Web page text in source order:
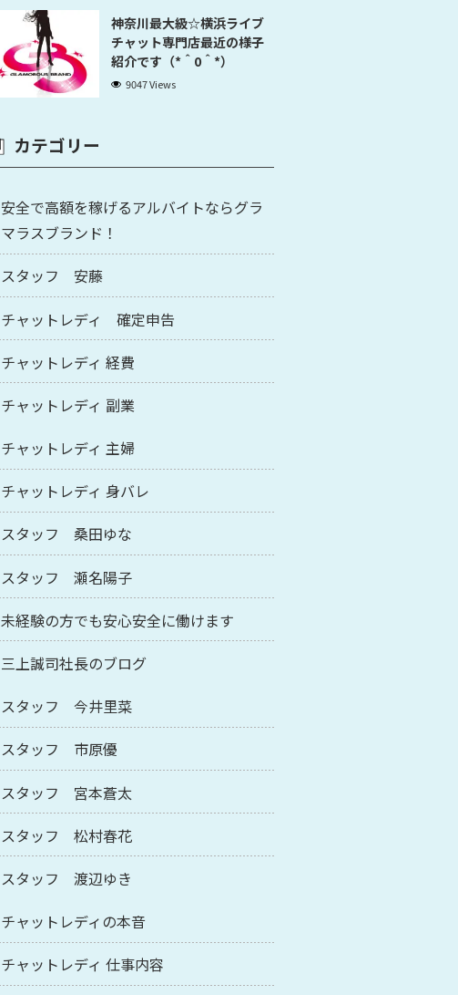
神奈川最大級☆横浜ライブ
チャット専門店最近の様子
紹介です（*＾0＾*）
9047 Views
カテゴリー
安全で高額を稼げるアルバイトならグラ
マラスブランド！
スタッフ 安藤
チャットレディ 確定申告
チャットレディ 経費
チャットレディ 副業
チャットレディ 主婦
チャットレディ 身バレ
スタッフ 桑田ゆな
スタッフ 瀬名陽子
未経験の方でも安心安全に働けます
三上誠司社長のブログ
スタッフ 今井里菜
スタッフ 市原優
スタッフ 宮本蒼太
スタッフ 松村春花
スタッフ 渡辺ゆき
チャットレディの本音
チャットレディ 仕事内容